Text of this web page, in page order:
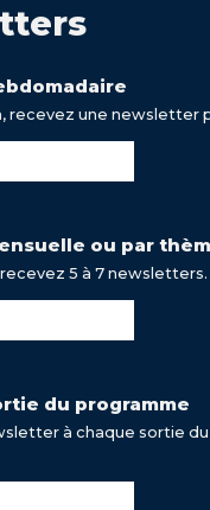
recevez une newsletter
ou par
5 à 7 newsletters.
du programme
à chaque sortie